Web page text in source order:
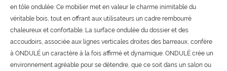
en tôle ondulée. Ce mobilier met en valeur le charme inimitable du
véritable bois, tout en offrant aux utilisateurs un cadre rembourré
chaleureux et confortable. La surface ondulée du dossier et des
accoudoirs, associée aux lignes verticales droites des barreaux, confère
à ONDULÉ un caractère à la fois affirmé et dynamique. ONDULÉ crée un
environnement agréable pour se détendre, que ce soit dans un salon ou